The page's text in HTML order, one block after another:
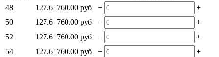
48
127.6 760.00 руб −
+
50
127.6 760.00 руб −
+
52
127.6 760.00 руб −
+
54
127.6 760.00 руб −
+